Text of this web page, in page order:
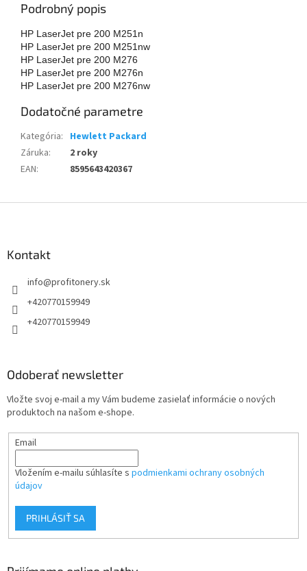
Podrobný popis
HP LaserJet pre 200 M251n
HP LaserJet pre 200 M251nw
HP LaserJet pre 200 M276
HP LaserJet pre 200 M276n
HP LaserJet pre 200 M276nw
Dodatočné parametre
Kategória: Hewlett Packard
Záruka:
2 roky
EAN: 8595643420367
Kontakt
info@profitonery.sk
+420770159949
+420770159949
Odoberať newsletter
Vložte svoj e-mail a my Vám budeme zasielať informácie o nových
produktoch na našom e-shope.
Email
Vložením e-mailu súhlasíte s podmienkami ochrany osobných
údajov
PRIHLÁSIŤ SA